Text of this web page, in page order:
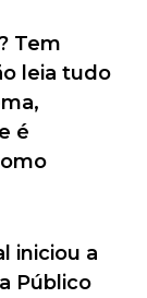
Tem
leia tudo
é
iniciou a
Público